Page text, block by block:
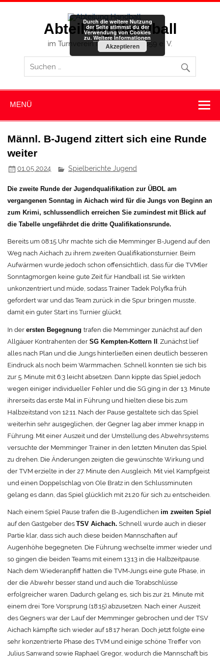
Zum
Abteilung Handball
im Turnverein Memmingen 1859 e. V.
MENÜ
Männl. B-Jugend zittert sich eine Runde
weiter
01.05.2024 Spielberichte Jugend
Die zweite Runde der Jugendqualifikation zur ÜBOL am
vergangenen Sonntag in Aichach wird für die Jungs von Beginn an
zum Krimi, schlussendlich erreichen Sie zumindest mit Blick auf
die Tabelle ungefährdet die dritte Qualifikationsrunde.
Bereits um 08:15 Uhr machte sich die Memminger B-Jugend auf den
Weg nach Aichach zu ihrem zweiten Qualifikationsturnier. Beim
Aufwärmen wurde jedoch schon offensichtlich, dass für die TVMler
Sonntagmorgen keine gute Zeit für Handball ist. Sie wirkten
unkonzentriert und müde, sodass Trainer Tadek Polyfka früh
gefordert war und das Team zurück in die Spur bringen musste,
damit ein guter Start ins Turnier glückt.
In derersten Begegnung trafen die Memminger zunächst auf den
Allgäuer Kontrahenten derSG Kempten-Kottern II
. Zunächst lief
alles nach Plan und die Jungs hinterließen einen deutlich besseren
Eindruck als noch beim Warmmachen. Schnell konnten sie sich bis
zur 5. Minute mit 6:3 leicht absetzen. Dann kippte das Spiel jedoch
wegen einiger individueller Fehler und die SG ging in der 13. Minute
ihrerseits das erste Mal in Führung und hielten diese bis zum
Halbzeitstand von 12:11. Nach der Pause gestaltete sich das Spiel
weiterhin sehr ausgeglichen, der Gegner lag aber immer knapp in
Führung. Mit einer Auszeit und der Umstellung des Abwehrsystems
versuchte der Memminger Trainer in den letzten Minuten das Spiel
zu drehen. Die Änderungen zeigten die gewünschte Wirkung und
der TVM erzielte in der 27. Minute den Ausgleich. Mit viel Kampfgeist
und einen Doppelschlag von Ole Bratz in den Schlussminuten
gelang es dann, das Spiel glücklich mit 21:20 für sich zu entscheiden.
Nach einem Spiel Pause trafen die B-Jugendlichen im zweiten Spiel
auf den Gastgeber desTSV Aichach. Schnell wurde auch in dieser
Partie klar, dass sich auch diese beiden Mannschaften auf
Augenhöhe begegneten. Die Führung wechselte immer wieder und
so gingen die beiden Teams mit einem 13:13 in die Halbzeitpause.
Nach dem Wiederanpfiff hatten die TVM-Jungs eine gute Phase, in
der die Abwehr besser stand und auch die Torabschlüsse
erfolgreicher waren. Dadurch gelang es, sich bis zur 21. Minute mit
einem drei Tore Vorsprung (18:15) abzusetzen. Nach einer Auszeit
des Gegners war der Lauf der Memminger gebrochen und der TSV
Aichach kämpfte sich wieder auf 18:17 heran. Doch jetzt folgte eine
sehr konzentrierte Phase des TVM und einige schöne Treffer von
Julius Sanwand sowie Raphael Gregor, wodurch die Mannschaft bis
Durch die weitere Nutzung
der Seite stimmst du der
Verwendung von Cookies
zu. Weitere Informationen
Akzeptieren